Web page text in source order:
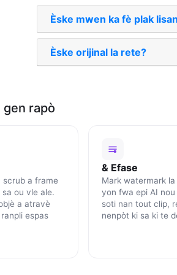
Èske mwen ka fè plak
Èske orijinal la rete?
gen rapò
scrub a frame
ou vle ale.
a atravè
espas
& Efase
Mark watermark
yon fwa epi AI
soti nan tout clip,
nenpòt ki sa ki te